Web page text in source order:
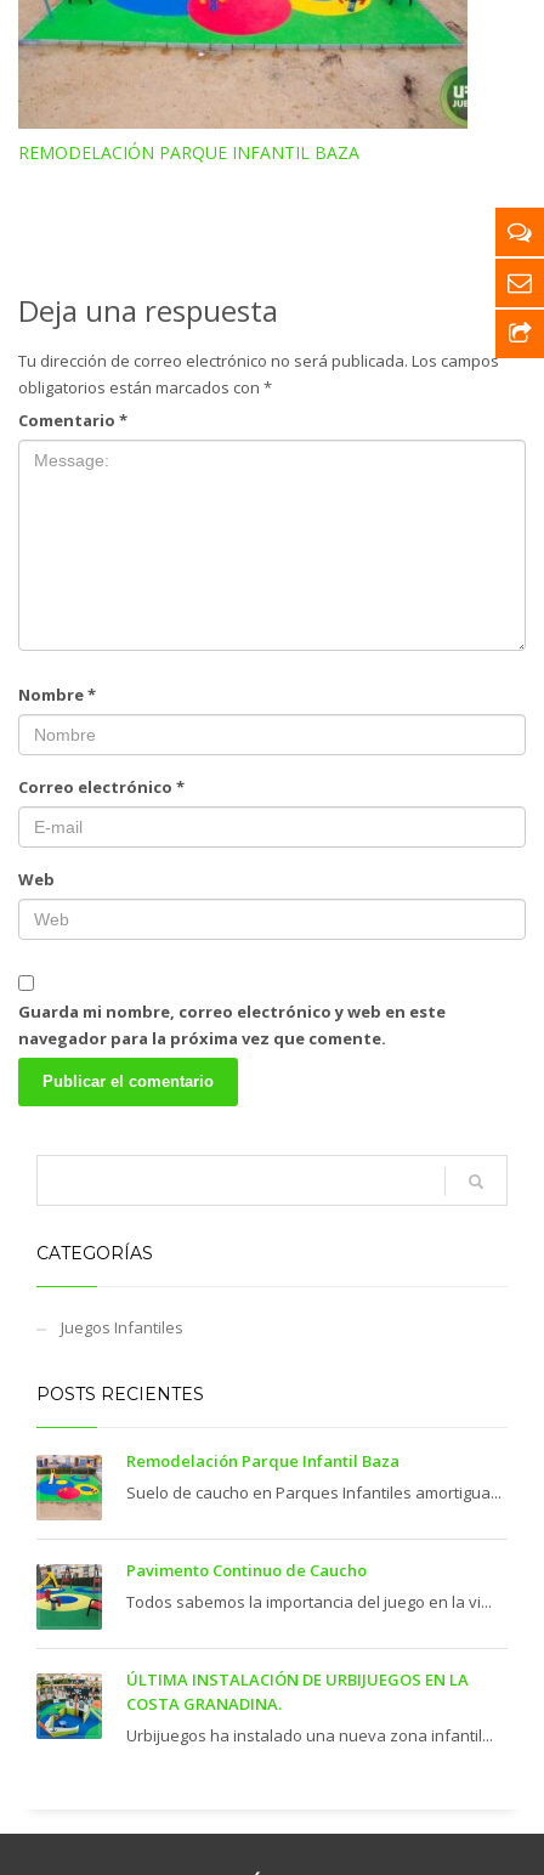
REMODELACIÓN PARQUE INFANTIL BAZA
Deja una respuesta
Tu dirección de correo electrónico no será publicada. Los campos
obligatorios están marcados con *
Comentario *
Nombre*
Correo electrónico *
Web
Guarda mi nombre, correo electrónico y web en este
navegador para la próxima vez que comente.
CATEGORÍAS
Juegos Infantiles
POSTS RECIENTES
Remodelación Parque Infantil Baza
Suelo de caucho en Parques Infantiles amortigua...
Pavimento Continuo de Caucho
Todos sabemos la importancia del juego en la vi...
ÚLTIMA INSTALACIÓN DE URBIJUEGOS EN LA
COSTA GRANADINA.
Urbijuegos ha instalado una nueva zona infantil...